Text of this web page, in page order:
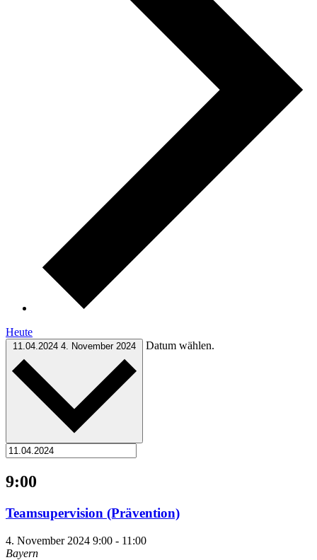
Heute
11.04.2024 4. November 2024 Datum wählen.
9:00
Teamsupervision (Prävention)
4. November 2024 9:00 - 11:00
Bayern